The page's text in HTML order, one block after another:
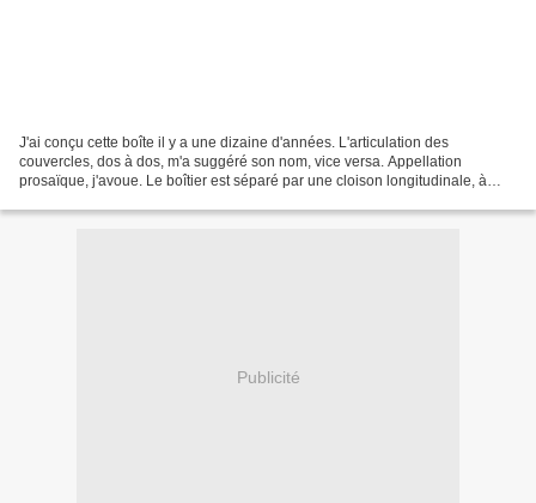
J'ai conçu cette boîte il y a une dizaine d'années. L'articulation des
couvercles, dos à dos, m'a suggéré son nom, vice versa. Appellation
prosaïque, j'avoue. Le boîtier est séparé par une cloison longitudinale, à
Publicité